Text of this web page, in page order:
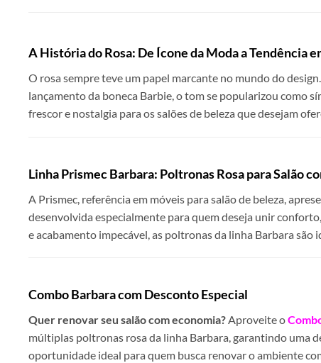
A História do Rosa: De Ícone da Moda a Tendência
O rosa sempre teve um papel marcante no mundo do
lançamento da boneca Barbie, o tom se popularizou como
frescor e nostalgia para os salões de beleza que desejam
Linha Prismec Barbara: Poltronas Rosa para Salão
A Prismec, referência em móveis para salão de beleza,
desenvolvida especialmente para quem deseja unir
e acabamento impecável, as poltronas da linha Barbara
Combo Barbara com Desconto Especial
Quer renovar seu salão com economia?Aproveite o
múltiplas poltronas rosa da linha Barbara, garantindo uma
oportunidade ideal para quem busca renovar o ambiente